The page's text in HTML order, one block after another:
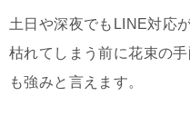
土日や深夜でもLINE対応
枯れてしまう前に花束の
も強みと言えます。